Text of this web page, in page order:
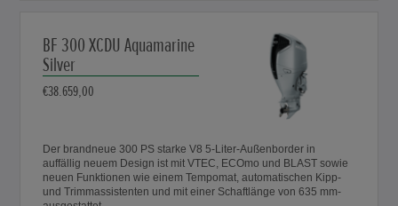
BF 300 XCDU Aquamarine
Silver
€38.659,00
Der brandneue 300 PS starke V8 5-Liter-Außenborder in
auffällig neuem Design ist mit VTEC, ECOmo und BLAST sowie
neuen Funktionen wie einem Tempomat, automatischen Kipp-
und Trimmassistenten und mit einer Schaftlänge von 635 mm-